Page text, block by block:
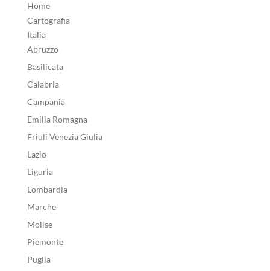
Home
Cartografia
Italia
Abruzzo
Basilicata
Calabria
Campania
Emilia Romagna
Friuli Venezia Giulia
Lazio
Liguria
Lombardia
Marche
Molise
Piemonte
Puglia